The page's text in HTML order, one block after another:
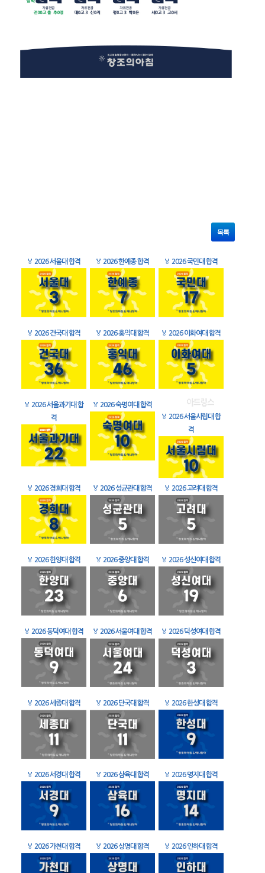
목록
🏅 2026 서울대 합격 🏅 2026 한예종 합격 🏅 2026 국민대 합격
🏅 2026 건국대 합격 🏅 2026 홍익대 합격 🏅 2026 이화여대 합격
🏅 2026 서울과기대 합
격
🏅 2026 숙명여대 합격
🏅 2026 서울시립대 합
격
🏅 2026 경희대 합격 🏅 2026 성균관대 합격 🏅 2026 고려대 합격
🏅 2026 한양대 합격 🏅 2026 중앙대 합격 🏅 2026 성신여대 합격
🏅 2026 동덕여대 합격 🏅 2026 서울여대 합격 🏅 2026 덕성여대 합격
🏅 2026 세종대 합격 🏅 2026 단국대 합격 🏅 2026 한성대 합격
🏅 2026 서경대 합격 🏅 2026 삼육대 합격 🏅 2026 명지대 합격
🏅 2026 가천대 합격 🏅 2026 상명대 합격 🏅 2026 인하대 합격